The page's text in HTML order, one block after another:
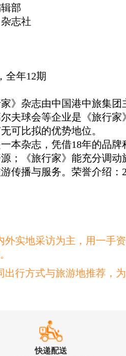
部
志社
全年12期
》杂志由中国港中旅集
夫球会等企业是《旅行
可比拟的优势地位。
一本杂志，凭借18年的品
；《旅行家》能充分调
传播与服务。荣誉介绍：
外实地采访为主，用一手
出行方式与旅游地推荐，
快递配送